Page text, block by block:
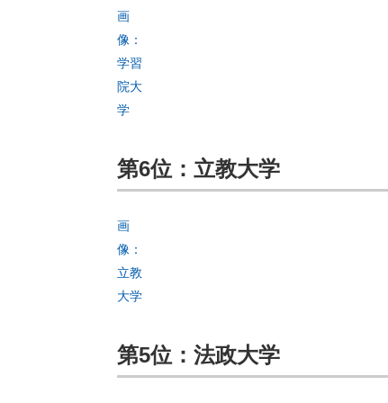
画
像：
学習
院大
学
第6位：立教大学
画
像：
立教
大学
第5位：法政大学